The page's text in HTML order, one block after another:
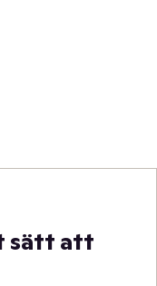
sätt att